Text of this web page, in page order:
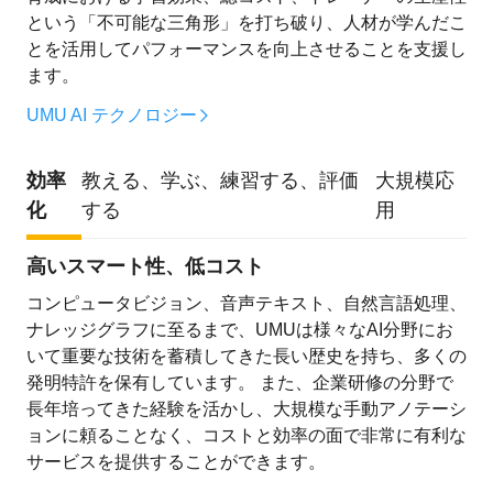
という「不可能な三角形」を打ち破り、人材が学んだこ
とを活用してパフォーマンスを向上させることを支援し
ます。
UMU AI テクノロジー
効率
化
教える、学ぶ、練習する、評価
する
大規模応
用
高いスマート性、低コスト
コンピュータビジョン、音声テキスト、自然言語処理、
ナレッジグラフに至るまで、UMUは様々なAI分野にお
いて重要な技術を蓄積してきた長い歴史を持ち、多くの
発明特許を保有しています。 また、企業研修の分野で
長年培ってきた経験を活かし、大規模な手動アノテーシ
ョンに頼ることなく、コストと効率の面で非常に有利な
サービスを提供することができます。